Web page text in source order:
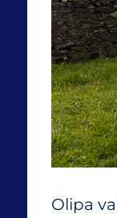
Olipa